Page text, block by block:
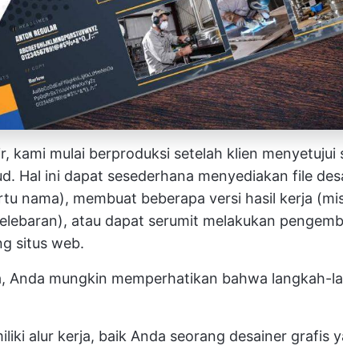
kami mulai berproduksi setelah klien menyetujui
Hal ini dapat sesederhana menyediakan file
nama), membuat beberapa versi hasil kerja
atau dapat serumit melakukan
situs web.
Anda mungkin memperhatikan bahwa langkah-
alur kerja, baik Anda seorang desainer grafis